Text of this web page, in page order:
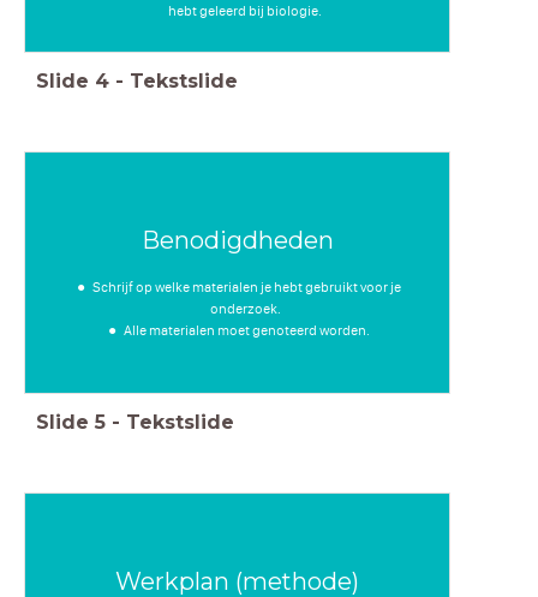
hebt geleerd bij biologie.
Slide 4 - Tekstslide
Benodigdheden
Schrijf op welke materialen je hebt gebruikt voor je
onderzoek.
Alle materialen moet genoteerd worden.
Slide 5 - Tekstslide
Werkplan (methode)